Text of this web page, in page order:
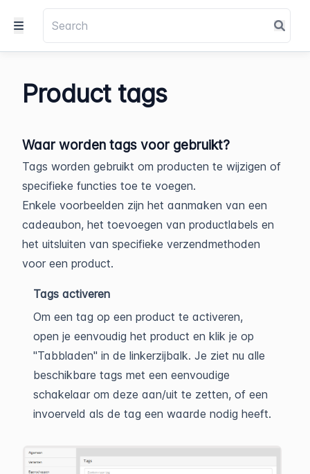
Product tags
Waar worden tags voor gebruikt?
Tags worden gebruikt om producten te wijzigen of
specifieke functies toe te voegen.
Enkele voorbeelden zijn het aanmaken van een
cadeaubon, het toevoegen van productlabels en
het uitsluiten van specifieke verzendmethoden
voor een product.
Tags activeren
Om een tag op een product te activeren,
open je eenvoudig het product en klik je op
"Tabbladen" in de linkerzijbalk. Je ziet nu alle
beschikbare tags met een eenvoudige
schakelaar om deze aan/uit te zetten, of een
invoerveld als de tag een waarde nodig heeft.